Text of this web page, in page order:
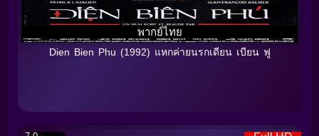
พากย์ไทย
Dien Bien Phu (1992) แหกค่ายนรกเดียน เบียน ฟู